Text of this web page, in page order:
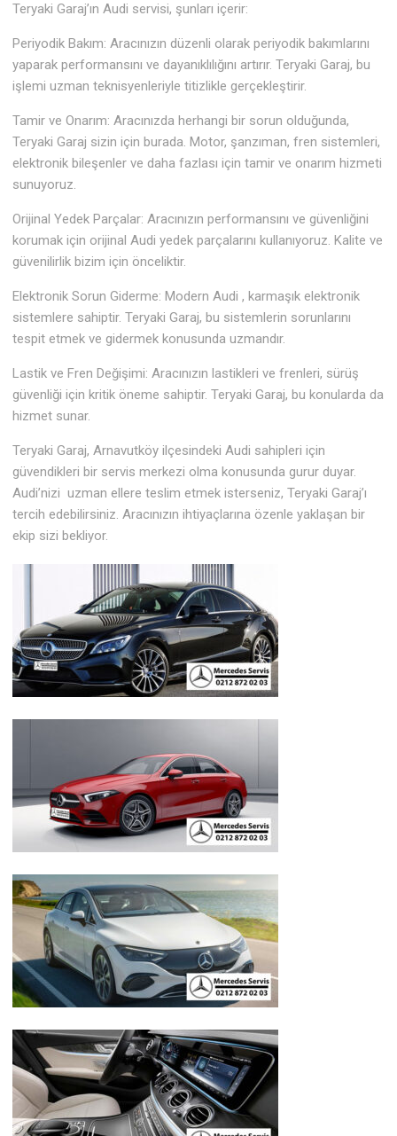
Teryaki Garaj’ın Audi servisi, şunları içerir:
Periyodik Bakım: Aracınızın düzenli olarak periyodik bakımlarını
yaparak performansını ve dayanıklılığını artırır. Teryaki Garaj, bu
işlemi uzman teknisyenleriyle titizlikle gerçekleştirir.
Tamir ve Onarım: Aracınızda herhangi bir sorun olduğunda,
Teryaki Garaj sizin için burada. Motor, şanzıman, fren sistemleri,
elektronik bileşenler ve daha fazlası için tamir ve onarım hizmeti
sunuyoruz.
Orijinal Yedek Parçalar: Aracınızın performansını ve güvenliğini
korumak için orijinal Audi yedek parçalarını kullanıyoruz. Kalite ve
güvenilirlik bizim için önceliktir.
Elektronik Sorun Giderme: Modern Audi , karmaşık elektronik
sistemlere sahiptir. Teryaki Garaj, bu sistemlerin sorunlarını
tespit etmek ve gidermek konusunda uzmandır.
Lastik ve Fren Değişimi: Aracınızın lastikleri ve frenleri, sürüş
güvenliği için kritik öneme sahiptir. Teryaki Garaj, bu konularda da
hizmet sunar.
Teryaki Garaj, Arnavutköy ilçesindeki Audi sahipleri için
güvendikleri bir servis merkezi olma konusunda gurur duyar.
Audi’nizi uzman ellere teslim etmek isterseniz, Teryaki Garaj’ı
tercih edebilirsiniz. Aracınızın ihtiyaçlarına özenle yaklaşan bir
ekip sizi bekliyor.